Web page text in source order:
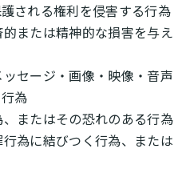
される権利を侵害する行為
または精神的な損害を与え
セージ・画像・映像・音声
為
またはその恐れのある行為
為に結びつく行為、または